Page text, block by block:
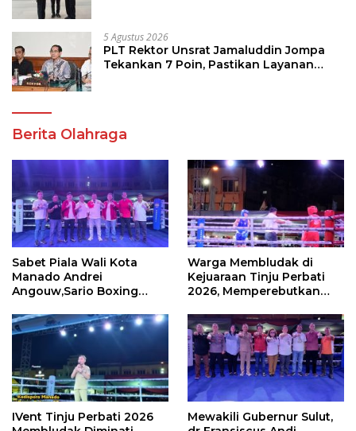
5 Agustus 2026
PLT Rektor Unsrat Jamaluddin Jompa
Tekankan 7 Poin, Pastikan Layanan
Berita Olahraga
Sabet Piala Wali Kota
Manado Andrei
Angouw,Sario Boxing
Perbati 2026
Warga Membludak di
Kejuaraan Tinju Perbati
2026, Memperebutkan
IVent Tinju Perbati 2026
Mewakili Gubernur Sulut,